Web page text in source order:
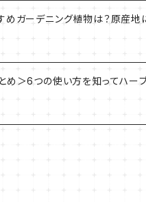
めガーデニング植物は？原産地
め＞6つの使い方を知ってハー